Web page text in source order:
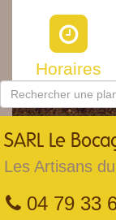
Horaires
SARL Le
Les Artisans
04 79 33